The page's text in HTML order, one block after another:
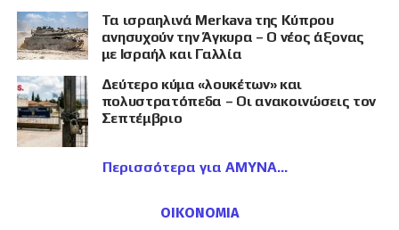
Τα ισραηλινά Merkava της Κύπρου
ανησυχούν την Άγκυρα – Ο νέος άξονας
με Ισραήλ και Γαλλία
Δεύτερο κύμα «λουκέτων» και
πολυστρατόπεδα – Οι ανακοινώσεις τον
Σεπτέμβριο
Περισσότερα για ΑΜΥΝΑ
ΟΙΚΟΝΟΜΙΑ